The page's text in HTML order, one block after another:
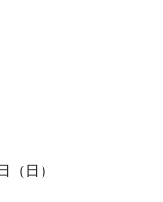
（日）